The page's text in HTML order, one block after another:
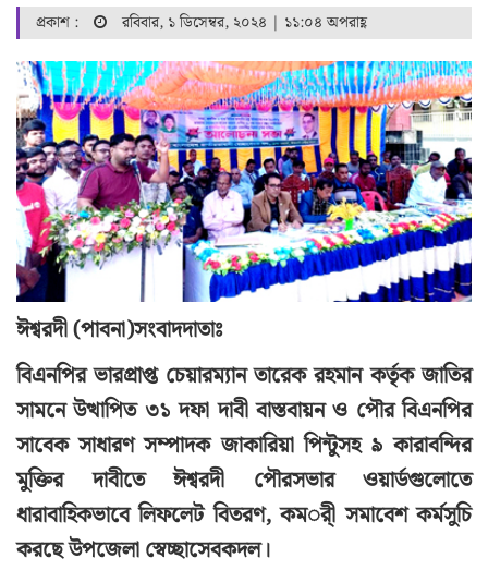
প্রকাশ : রবিবার, ১ ডিসেম্বর, ২০২৪ | ১১:০৪ অপরাহ্ণ
ঈশ্বরদী (পাবনা)সংবাদদাতাঃ
বিএনপির ভারপ্রাপ্ত চেয়ারম্যান তারেক রহমান কর্তৃক জাতির
সামনে উত্থাপিত ৩১ দফা দাবী বাস্তবায়ন ও পৌর বিএনপির
সাবেক সাধারণ সম্পাদক জাকারিয়া পিন্টুসহ ৯ কারাবন্দির
মুক্তির দাবীতে ঈশ্বরদী পৌরসভার ওয়ার্ডগুলোতে
ধারাবাহিকভাবে লিফলেট বিতরণ, কমর্ী সমাবেশ কর্মসুচি
করছে উপজেলা স্বেচ্ছাসেবকদল।